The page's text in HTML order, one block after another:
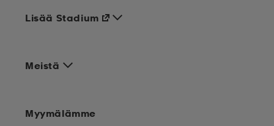
Meistä
Lisää Stadium
Myymälämme